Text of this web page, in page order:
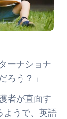
ーナショナ
ろう？」
者が直面す
ようで、英語